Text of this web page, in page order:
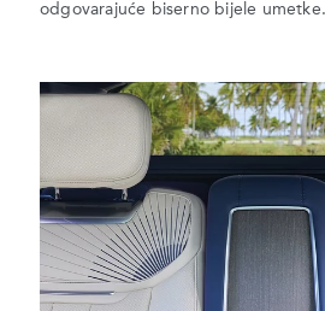
odgovarajuće biserno bijele umetke.